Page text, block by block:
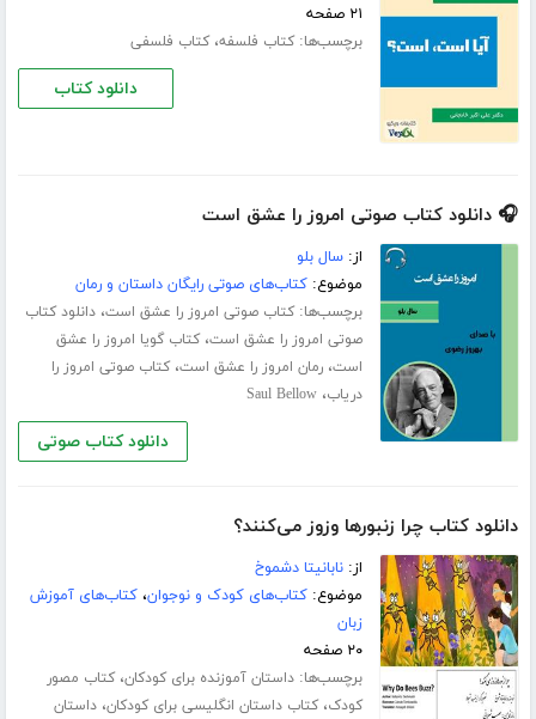
۲۱ صفحه
برچسب‌ها:کتاب فلسفه،کتاب فلسفی
دانلود کتاب
🎧 دانلود کتاب صوتی امروز را عشق است
از:سال بلو
موضوع:کتاب‌های صوتی رایگان داستان و رمان
برچسب‌ها:کتاب صوتی امروز را عشق است،دانلود کتاب
صوتی امروز را عشق است،کتاب گویا امروز را عشق
است،رمان امروز را عشق است،کتاب صوتی امروز را
دریاب،Saul Bellow
دانلود کتاب صوتی
دانلود کتاب چرا زنبورها وزوز می‌کنند؟
از:نابانیتا دشموخ
موضوع:کتاب‌های کودک و نوجوان،کتاب‌های آموزش
زبان
۲۰ صفحه
برچسب‌ها:داستان آموزنده برای کودکان،کتاب مصور
کودک،کتاب داستان انگلیسی برای کودکان،داستان